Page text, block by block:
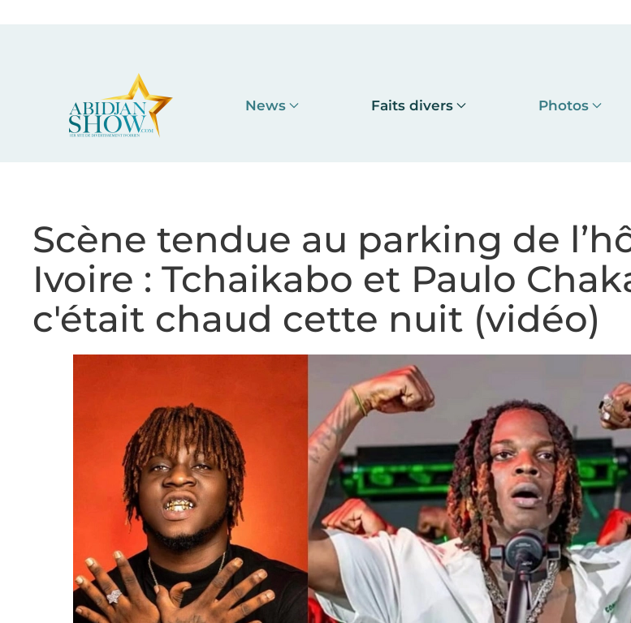
News Faits divers Photos
Scène tendue au parking de
Ivoire : Tchaikabo et Paulo
c'était chaud cette nuit (vidéo)